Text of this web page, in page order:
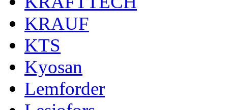
KRAUF
KTS
Kyosan
Lemforder